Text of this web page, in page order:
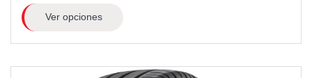
Ver opciones